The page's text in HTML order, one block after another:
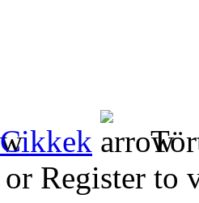
Cikkek
Register to